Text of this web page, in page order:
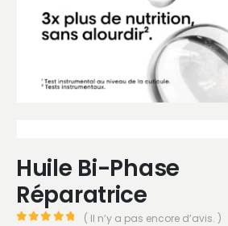
Huile Bi-Phase
Réparatrice
( Il n’y a pas encore d’avis. )